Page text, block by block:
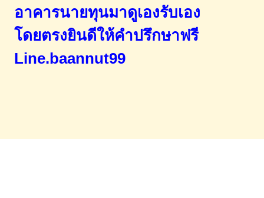
อาคารนายทุนมาดูเองรับเอง
โดยตรงยินดีให้คำปรึกษาฟรี
Line.baannut99